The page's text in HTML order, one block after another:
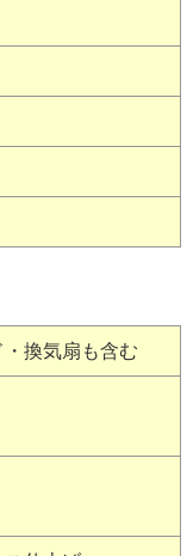
換気扇も含む